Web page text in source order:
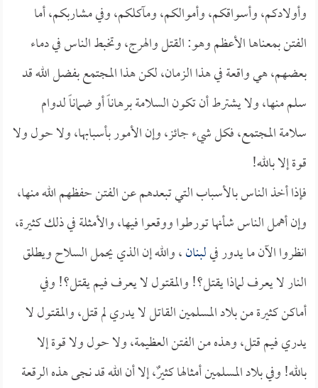
وأولادكم، وأسواقكم، وأموالكم، ومآكلكم، وفي مشاربكم، أما
الفتن بمعناها الأعظم وهو: القتل والهرج، وتخبط الناس في دماء
بعضهم، هي واقعة في هذا الزمان، لكن هذا المجتمع بفضل الله قد
سلم منها، ولا يشترط أن تكون السلامة برهاناً أو ضماناً لدوام
سلامة المجتمع، فكل شيء جائز، وإن الأمور بأسبابها، ولا حول ولا
قوة إلا بالله!
فإذا أخذ الناس بالأسباب التي تبعدهم عن الفتن حفظهم الله منها،
وإن أهمل الناس شأنها تورطوا ووقعوا فيها، والأمثلة في ذلك كثيرة،
انظروا الآن ما يدور فيلبنان، والله إن الذي يحمل السلاح ويطلق
النار لا يعرف لماذا يقتل؟! والمقتول لا يعرف فيم يقتل؟! وفي
أماكن كثيرة من بلاد المسلمين القاتل لا يدري لم قتل، والمقتول لا
يدري فيم قتل، وهذه من الفتن العظيمة، ولا حول ولا قوة إلا
بالله! وفي بلاد المسلمين أمثالها كثيرٌ، إلا أن الله قد نجى هذه الرقعة